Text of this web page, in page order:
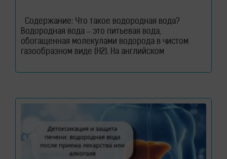
Содержание: Что такое водородная вода?
Водородная вода – это питьевая вода,
обогащенная молекулами водорода в чистом
газообразном виде (H2). На английском
Water (HRW) или Hydrogen Water. В такой воде
в воде. Поэтому водород содержится в